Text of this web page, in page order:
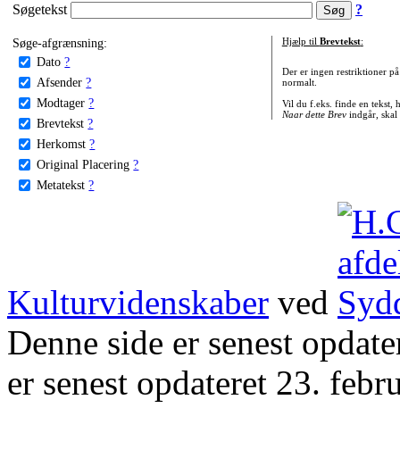
Søgetekst ?
Søge-afgrænsning:
Dato ?
Afsender ?
Modtager ?
Brevtekst ?
Herkomst ?
Original Placering ?
Metatekst ?
Hjælp til Brevtekst:
Der er ingen restriktioner
normalt.
Vil du f.eks. finde en tekst,
Naar dette Brevindgår, skal
Kulturvidenskaber ved
Denne side er senest
er senest opdateret 23.